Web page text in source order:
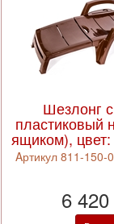
Шезлонг
пластиковый
ящиком),
Aртикул 811-150-
6